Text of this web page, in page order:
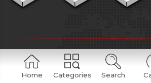
Home Categories Search
LET US CALL YOU